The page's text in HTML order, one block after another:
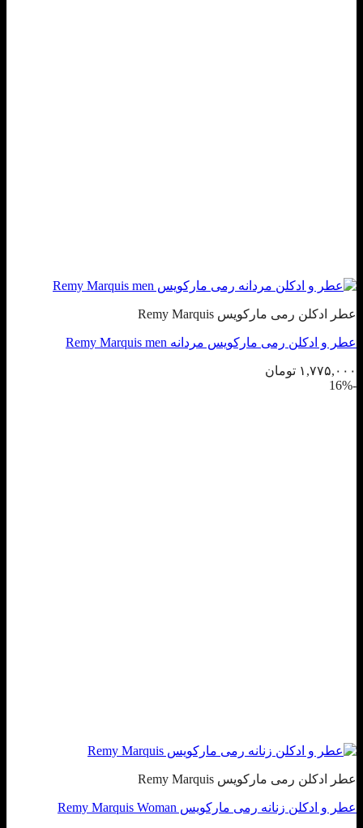
عطر ادکلن رمی مارکویس Remy Marquis
عطر و ادکلن رمی مارکویس مردانه Remy Marquis men
۱,۷۷۵,۰۰۰ تومان
-16%
عطر ادکلن رمی مارکویس Remy Marquis
عطر و ادکلن زنانه رمی مارکویس Remy Marquis Woman